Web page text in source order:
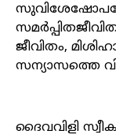
ജീവിതം,
സന്യാസത്തെ
ദൈവവിളി